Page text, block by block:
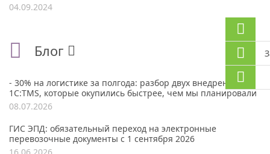
04.09.2024
Блог
- 30% на логистике за полгода: разбор двух внедрений
1С:TMS, которые окупились быстрее, чем мы планировали
08.07.2026
ГИС ЭПД: обязательный переход на электронные
перевозочные документы с 1 сентября 2026